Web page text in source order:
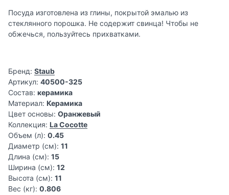
Посуда изготовлена из глины, покрытой эмалью из
стеклянного порошка. Не содержит свинца! Чтобы не
обжечься, пользуйтесь прихватками.
Бренд: Staub
Артикул: 40500-325
Состав: керамика
Материал: Керамика
Цвет основы: Оранжевый
Коллекция: La Cocotte
Объем (л): 0.45
Диаметр (см): 11
Длина (см): 15
Ширина (см): 12
Высота (см): 11
Вес (кг): 0.806